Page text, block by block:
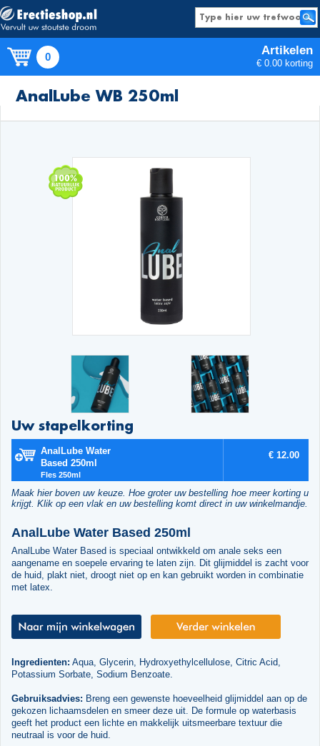
0 Artikelen
€ 0.00 korting
Producten
AnalLube WB 250ml
Uw stapelkorting
AnalLube Water
Based 250ml
Fles 250ml
€ 12.00
Maak hier boven uw keuze. Hoe groter uw bestelling hoe meer korting u
krijgt. Klik op een vlak en uw bestelling komt direct in uw winkelmandje.
AnalLube Water Based 250ml
AnalLube Water Based is speciaal ontwikkeld om anale seks een
aangename en soepele ervaring te laten zijn. Dit glijmiddel is zacht voor
de huid, plakt niet, droogt niet op en kan gebruikt worden in combinatie
met latex.
Ingredienten: Aqua, Glycerin, Hydroxyethylcellulose, Citric Acid,
Potassium Sorbate, Sodium Benzoate.
Gebruiksadvies: Breng een gewenste hoeveelheid glijmiddel aan op de
gekozen lichaamsdelen en smeer deze uit. De formule op waterbasis
geeft het product een lichte en makkelijk uitsmeerbare textuur die
neutraal is voor de huid.